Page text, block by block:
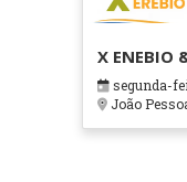
X ENEBIO
segunda-
João